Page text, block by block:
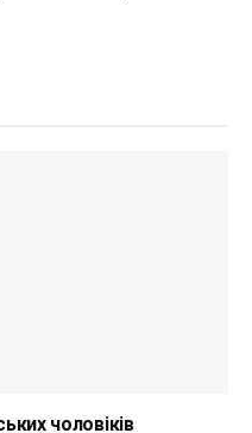
чоловіків